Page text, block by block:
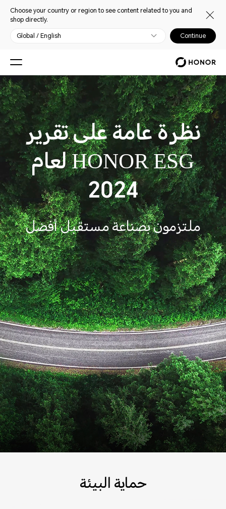
Choose your country or region to see content related to you and
shop directly.
Global / English Continue
نظرة عامة على تقرير
HONOR ESG لعام
2024
ملتزمون بصناعة مستقبل أفضل
حماية البيئة